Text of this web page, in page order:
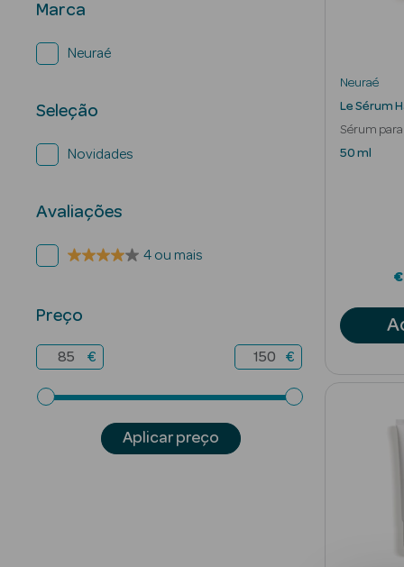
Marca
Neuraé
Seleção
Novidades
Avaliações
4 ou mais
Preço
€ €
Aplicar preço
Neuraé
Le Sérum
Sérum para
50 ml
€